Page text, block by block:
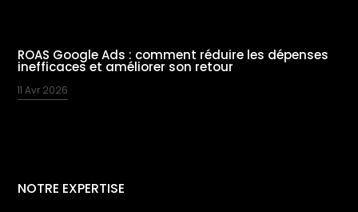
ROAS Google Ads : comment réduire les dépenses
inefficaces et améliorer son retour
11 Avr 2026
NOTRE EXPERTISE